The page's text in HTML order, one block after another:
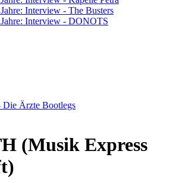
Interview - The Busters
Interview - DONOTS
Ärzte Bootlegs
(Musik Express